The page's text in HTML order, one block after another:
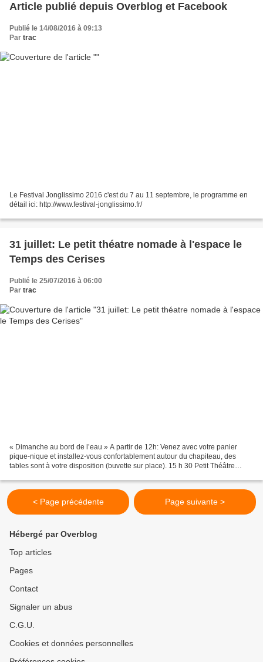
Article publié depuis Overblog et Facebook
Publié le 14/08/2016 à 09:13
Par trac
Le Festival Jonglissimo 2016 c'est du 7 au 11 septembre, le programme en
détail ici: http://www.festival-jonglissimo.fr/
31 juillet: Le petit théatre nomade à l'espace le
Temps des Cerises
Publié le 25/07/2016 à 06:00
Par trac
« Dimanche au bord de l’eau » A partir de 12h: Venez avec votre panier
pique-nique et installez-vous confortablement autour du chapiteau, des
tables sont à votre disposition (buvette sur place). 15 h 30 Petit Théâtre
< Page précédente Page suivante >
Hébergé par Overblog
Top articles
Pages
Contact
Signaler un abus
C.G.U.
Cookies et données personnelles